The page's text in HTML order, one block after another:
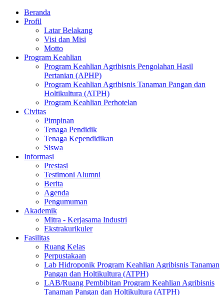
Beranda
Profil
Latar Belakang
Visi dan Misi
Motto
Program Keahlian
Program Keahlian Agribisnis Pengolahan Hasil
Pertanian (APHP)
Program Keahlian Agribisnis Tanaman Pangan dan
Holtikultura (ATPH)
Program Keahlian Perhotelan
Civitas
Pimpinan
Tenaga Pendidik
Tenaga Kependidikan
Siswa
Informasi
Prestasi
Testimoni Alumni
Berita
Agenda
Pengumuman
Akademik
Mitra - Kerjasama Industri
Ekstrakurikuler
Fasilitas
Ruang Kelas
Perpustakaan
Lab Hidroponik Program Keahlian Agribisnis Tanaman
Pangan dan Holtikultura (ATPH)
LAB/Ruang Pembibitan Program Keahlian Agribisnis
Tanaman Pangan dan Holtikultura (ATPH)